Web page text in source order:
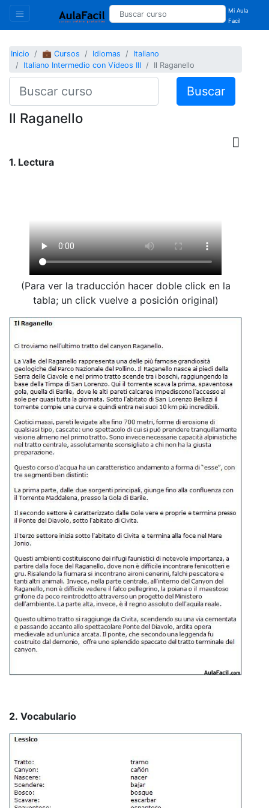
Mi Aula
Facil
Inicio 💼 Cursos Idiomas
Italiano
Italiano Intermedio con Vídeos III
Il Raganello
Buscar
Il Raganello
1. Lectura
(Para ver la traducción hacer doble click en la
tabla; un click vuelve a posición original)
2. Vocabulario